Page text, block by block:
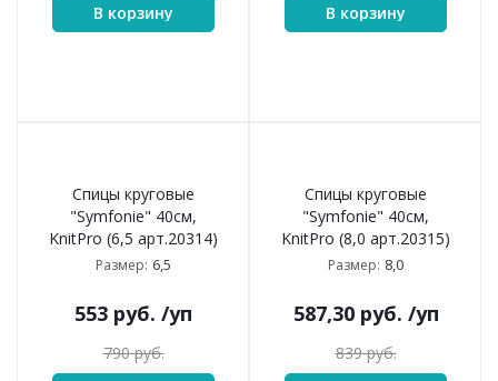
В корзину
В корзину
Спицы круговые
"Symfonie" 40см,
KnitPro (6,5 арт.20314)
Размер: 6,5
553 руб. /уп
790руб.
Спицы круговые
"Symfonie" 40см,
KnitPro (8,0 арт.20315)
Размер: 8,0
587,30руб. /уп
839руб.